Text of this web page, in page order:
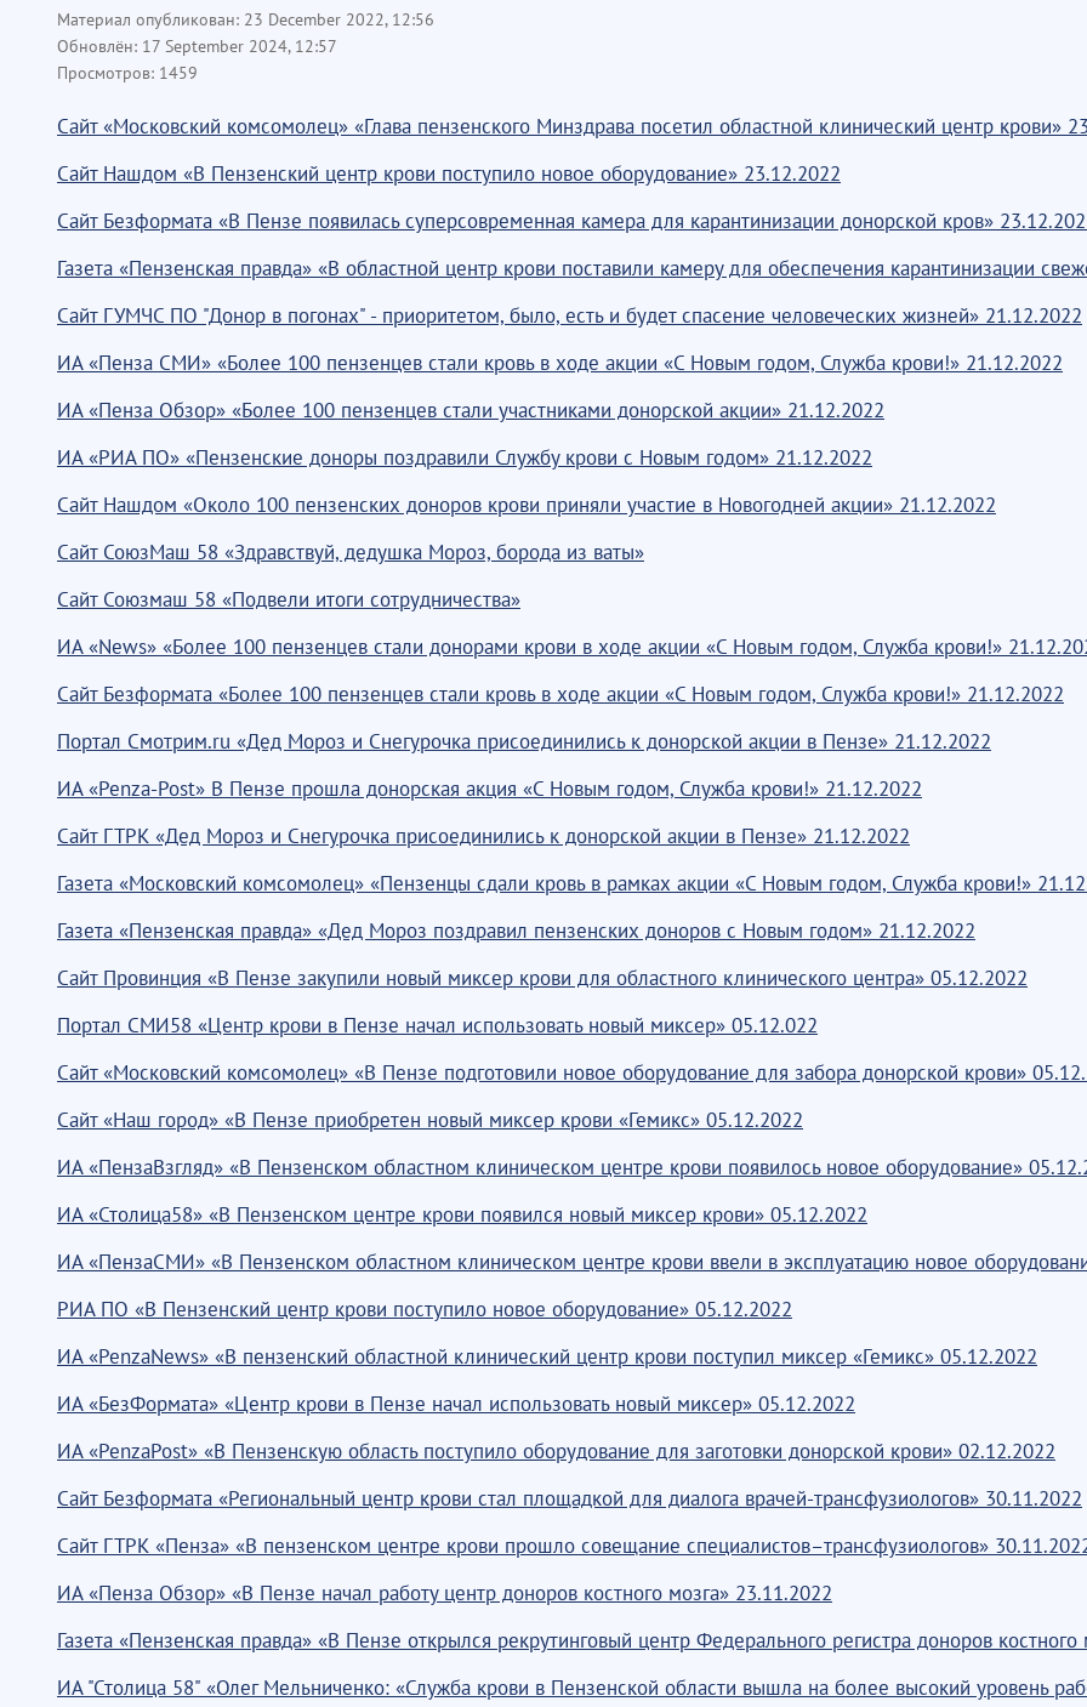
Материал опубликован: 23 December 2022, 12:56
Обновлён: 17 September 2024, 12:57
Просмотров: 1459
Сайт «Московский комсомолец» «Глава пензенского Минздрава посетил областной клинический центр крови»
Сайт Нашдом «В Пензенский центр крови поступило новое оборудование» 23.12.2022
Сайт Безформата «В Пензе появилась суперсовременная камера для карантинизации донорской кров»
Газета «Пензенская правда» «В областной центр крови поставили камеру для обеспечения карантинизации
Сайт ГУМЧС ПО "Донор в погонах" - приоритетом, было, есть и будет спасение человеческих жизней» 21.12.2022
ИА «Пенза СМИ» «Более 100 пензенцев стали кровь в ходе акции «С Новым годом, Служба крови!» 21.12.2022
ИА «Пенза Обзор» «Более 100 пензенцев стали участниками донорской акции» 21.12.2022
ИА «РИА ПО» «Пензенские доноры поздравили Службу крови с Новым годом» 21.12.2022
Сайт Нашдом «Около 100 пензенских доноров крови приняли участие в Новогодней акции» 21.12.2022
Сайт СоюзМаш 58 «Здравствуй, дедушка Мороз, борода из ваты»
Сайт Союзмаш 58 «Подвели итоги сотрудничества»
ИА «News» «Более 100 пензенцев стали донорами крови в ходе акции «С Новым годом, Служба крови!»
Сайт Безформата «Более 100 пензенцев стали кровь в ходе акции «С Новым годом, Служба крови!» 21.12.2022
Портал Смотрим.ru «Дед Мороз и Снегурочка присоединились к донорской акции в Пензе» 21.12.2022
ИА «Penza-Post» В Пензе прошла донорская акция «С Новым годом, Служба крови!» 21.12.2022
Сайт ГТРК «Дед Мороз и Снегурочка присоединились к донорской акции в Пензе» 21.12.2022
Газета «Московский комсомолец» «Пензенцы сдали кровь в рамках акции «С Новым годом, Служба крови!»
Газета «Пензенская правда» «Дед Мороз поздравил пензенских доноров с Новым годом» 21.12.2022
Сайт Провинция «В Пензе закупили новый миксер крови для областного клинического центра» 05.12.2022
Портал СМИ58 «Центр крови в Пензе начал использовать новый миксер» 05.12.022
Сайт «Московский комсомолец» «В Пензе подготовили новое оборудование для забора донорской крови»
Сайт «Наш город» «В Пензе приобретен новый миксер крови «Гемикс» 05.12.2022
ИА «ПензаВзгляд» «В Пензенском областном клиническом центре крови появилось новое оборудование»
ИА «Столица58» «В Пензенском центре крови появился новый миксер крови» 05.12.2022
ИА «ПензаСМИ» «В Пензенском областном клиническом центре крови ввели в эксплуатацию новое
РИА ПО «В Пензенский центр крови поступило новое оборудование» 05.12.2022
ИА «PenzaNews» «В пензенский областной клинический центр крови поступил миксер «Гемикс» 05.12.2022
ИА «БезФормата» «Центр крови в Пензе начал использовать новый миксер» 05.12.2022
ИА «PenzaPost» «В Пензенскую область поступило оборудование для заготовки донорской крови» 02.12.2022
Сайт Безформата «Региональный центр крови стал площадкой для диалога врачей-трансфузиологов» 30.11.2022
Сайт ГТРК «Пенза» «В пензенском центре крови прошло совещание специалистов–трансфузиологов»
ИА «Пенза Обзор» «В Пензе начал работу центр доноров костного мозга» 23.11.2022
Газета «Пензенская правда» «В Пензе открылся рекрутинговый центр Федерального регистра доноров
ИА "Столица 58" «Олег Мельниченко: «Служба крови в Пензенской области вышла на более высокий уровень